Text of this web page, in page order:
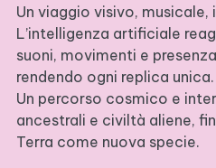
Un viaggio visivo,
L’intelligenza artificiale
suoni, movimenti e
rendendo ogni replica unica.
Un percorso cosmico e
ancestrali e civiltà aliene,
Terra come nuova specie.